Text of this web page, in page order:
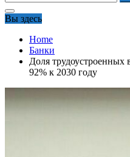
Вы здесь
Home
Банки
Доля
92% к 2030 году